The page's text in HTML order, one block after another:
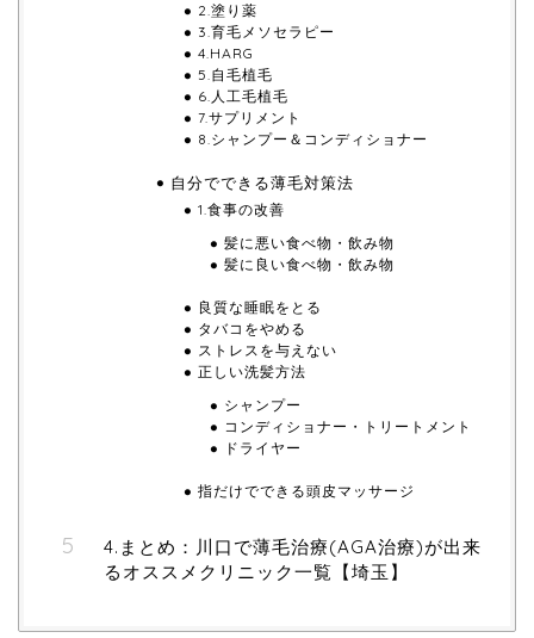
2.塗り薬
3.育毛メソセラピー
4.HARG
5.自毛植毛
6.人工毛植毛
7.サプリメント
8.シャンプー＆コンディショナー
自分でできる薄毛対策法
1.食事の改善
髪に悪い食べ物・飲み物
髪に良い食べ物・飲み物
良質な睡眠をとる
タバコをやめる
ストレスを与えない
正しい洗髪方法
シャンプー
コンディショナー・トリートメント
ドライヤー
指だけでできる頭皮マッサージ
4.まとめ：川口で薄毛治療(AGA治療)が出来
るオススメクリニック一覧【埼玉】